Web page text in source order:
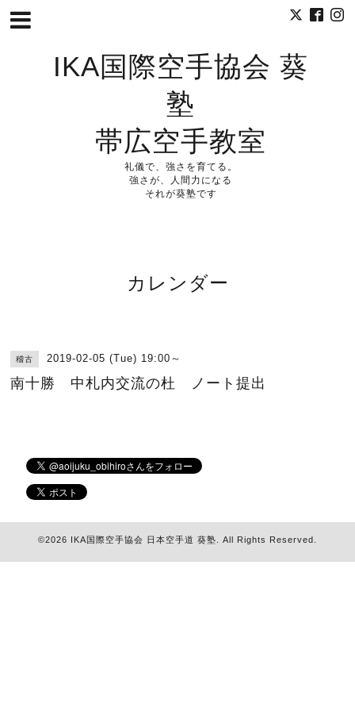
IKA国際空手協会 葵
塾
帯広空手教室
礼儀で、強さを育てる。
強さが、人間力になる
それが葵塾です
カレンダー
稽古 2019-02-05 (Tue) 19:00～
南十勝 中札内交流の杜 ノート提出
©2026 IKA国際空手協会 日本空手道 葵塾 . All Rights Reserved.